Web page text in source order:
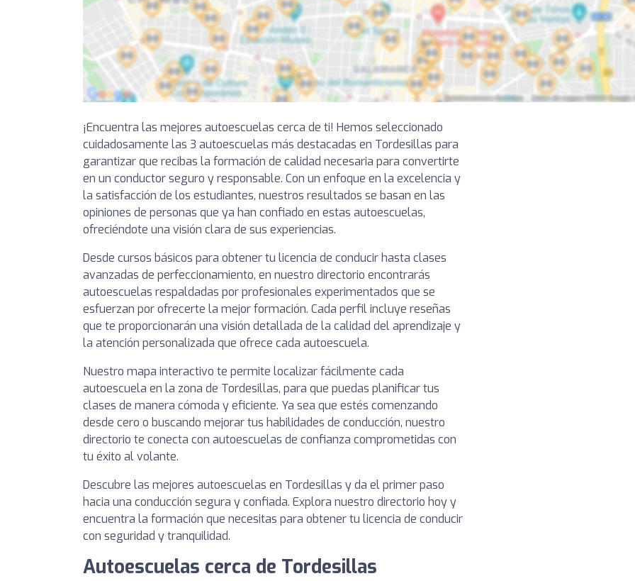
¡Encuentra las mejores autoescuelas cerca de ti! Hemos seleccionado
cuidadosamente las 3 autoescuelas más destacadas en Tordesillas para
garantizar que recibas la formación de calidad necesaria para convertirte
en un conductor seguro y responsable. Con un enfoque en la excelencia y
la satisfacción de los estudiantes, nuestros resultados se basan en las
opiniones de personas que ya han confiado en estas autoescuelas,
ofreciéndote una visión clara de sus experiencias.
Desde cursos básicos para obtener tu licencia de conducir hasta clases
avanzadas de perfeccionamiento, en nuestro directorio encontrarás
autoescuelas respaldadas por profesionales experimentados que se
esfuerzan por ofrecerte la mejor formación. Cada perfil incluye reseñas
que te proporcionarán una visión detallada de la calidad del aprendizaje y
la atención personalizada que ofrece cada autoescuela.
Nuestro mapa interactivo te permite localizar fácilmente cada
autoescuela en la zona de Tordesillas, para que puedas planificar tus
clases de manera cómoda y eficiente. Ya sea que estés comenzando
desde cero o buscando mejorar tus habilidades de conducción, nuestro
directorio te conecta con autoescuelas de confianza comprometidas con
tu éxito al volante.
Descubre las mejores autoescuelas en Tordesillas y da el primer paso
hacia una conducción segura y confiada. Explora nuestro directorio hoy y
encuentra la formación que necesitas para obtener tu licencia de conducir
con seguridad y tranquilidad.
Autoescuelas cerca de Tordesillas